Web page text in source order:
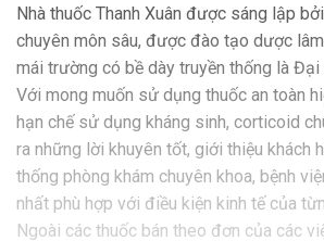
Nhà thuốc Thanh Xuân được sáng lập
chuyên môn sâu, được đào tạo dược
mái trường có bề dày truyền thống là Đại
Với mong muốn sử dụng thuốc an toàn
hạn chế sử dụng kháng sinh, corticoid
ra những lời khuyên tốt, giới thiệu khách
thống phòng khám chuyên khoa, bệnh
nhất phù hợp với điều kiện kinh tế của
Ngoài các thuốc bán theo đơn của các